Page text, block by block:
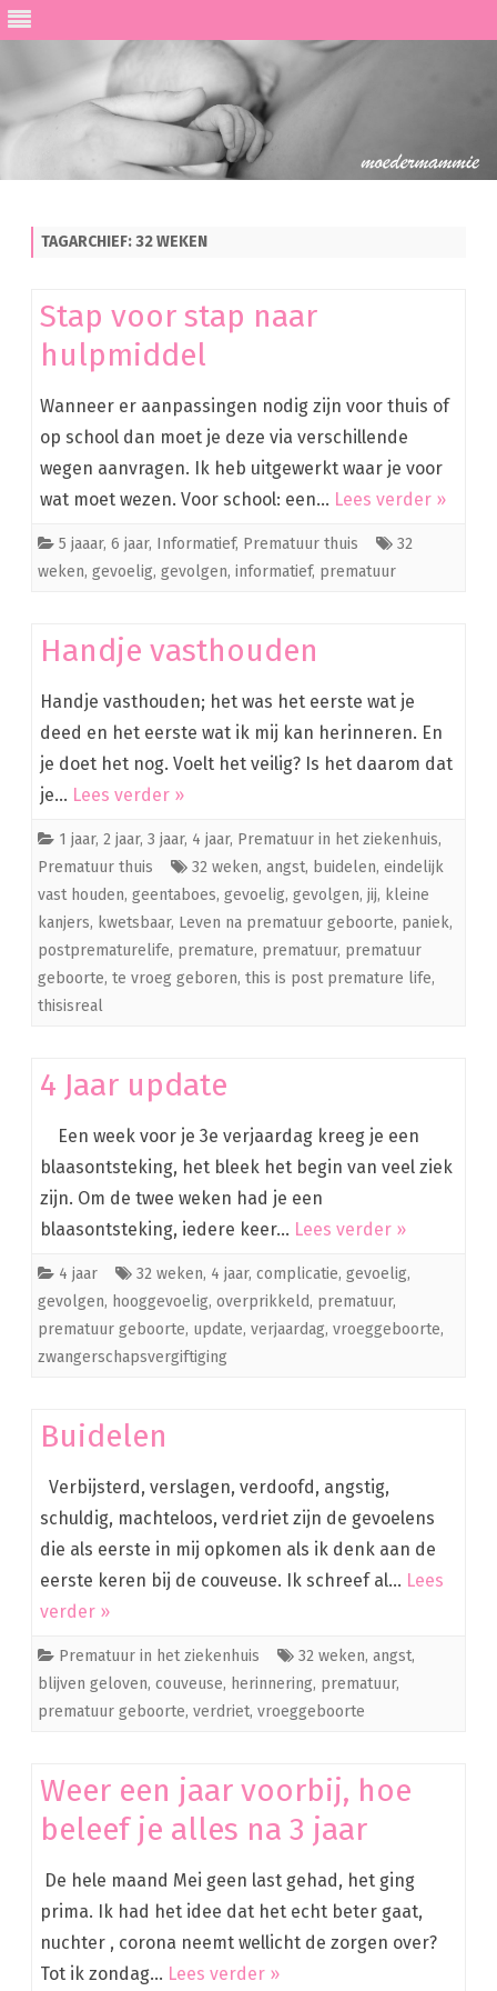
TAGARCHIEF:32 WEKEN
Stap voor stap naar
hulpmiddel
Wanneer er aanpassingen nodig zijn voor thuis of
op school dan moet je deze via verschillende
wegen aanvragen. Ik heb uitgewerkt waar je voor
wat moet wezen. Voor school: een… Lees verder »
5 jaaar, 6 jaar, Informatief, Prematuur thuis
32
weken, gevoelig, gevolgen, informatief, prematuur
Handje vasthouden
Handje vasthouden; het was het eerste wat je
deed en het eerste wat ik mij kan herinneren. En
je doet het nog. Voelt het veilig? Is het daarom dat
je… Lees verder »
1 jaar, 2 jaar, 3 jaar, 4 jaar, Prematuur in het ziekenhuis,
Prematuur thuis
32 weken, angst, buidelen, eindelijk
vast houden, geentaboes, gevoelig, gevolgen, jij, kleine
kanjers, kwetsbaar, Leven na prematuur geboorte, paniek,
postprematurelife, premature, prematuur, prematuur
geboorte, te vroeg geboren, this is post premature life,
thisisreal
4 Jaar update
Een week voor je 3e verjaardag kreeg je een
blaasontsteking, het bleek het begin van veel ziek
zijn. Om de twee weken had je een
blaasontsteking, iedere keer… Lees verder »
4 jaar 32 weken, 4 jaar, complicatie, gevoelig,
gevolgen, hooggevoelig, overprikkeld, prematuur,
prematuur geboorte, update, verjaardag, vroeggeboorte,
zwangerschapsvergiftiging
Buidelen
Verbijsterd, verslagen, verdoofd, angstig,
schuldig, machteloos, verdriet zijn de gevoelens
die als eerste in mij opkomen als ik denk aan de
eerste keren bij de couveuse. Ik schreef al… Lees
verder »
Prematuur in het ziekenhuis 32 weken, angst,
blijven geloven, couveuse, herinnering, prematuur,
prematuur geboorte, verdriet, vroeggeboorte
Weer een jaar voorbij, hoe
beleef je alles na 3 jaar
De hele maand Mei geen last gehad, het ging
prima. Ik had het idee dat het echt beter gaat,
nuchter , corona neemt wellicht de zorgen over?
Tot ik zondag… Lees verder »